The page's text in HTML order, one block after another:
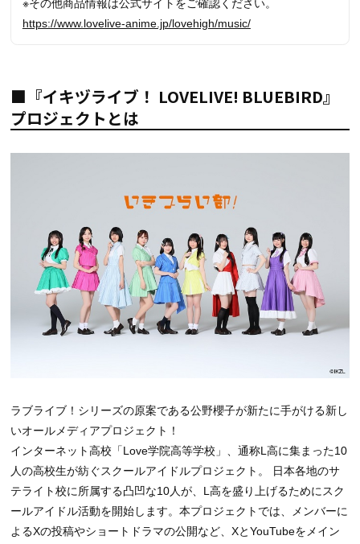
※その他商品情報は公式サイトをご確認ください。
https://www.lovelive-anime.jp/lovehigh/music/
■『イキヅライブ！ LOVELIVE! BLUEBIRD』
プロジェクトとは
ラブライブ！シリーズの原案である公野櫻子が新たに手がける新し
いオールメディアプロジェクト！
インターネット高校「Love学院高等学校」、通称L高に集まった10
人の高校生が紡ぐスクールアイドルプロジェクト。 日本各地のサ
テライト校に所属する凸凹な10人が、L高を盛り上げるためにスク
ールアイドル活動を開始します。本プロジェクトでは、メンバーに
よるXの投稿やショートドラマの公開など、XとYouTubeをメイン